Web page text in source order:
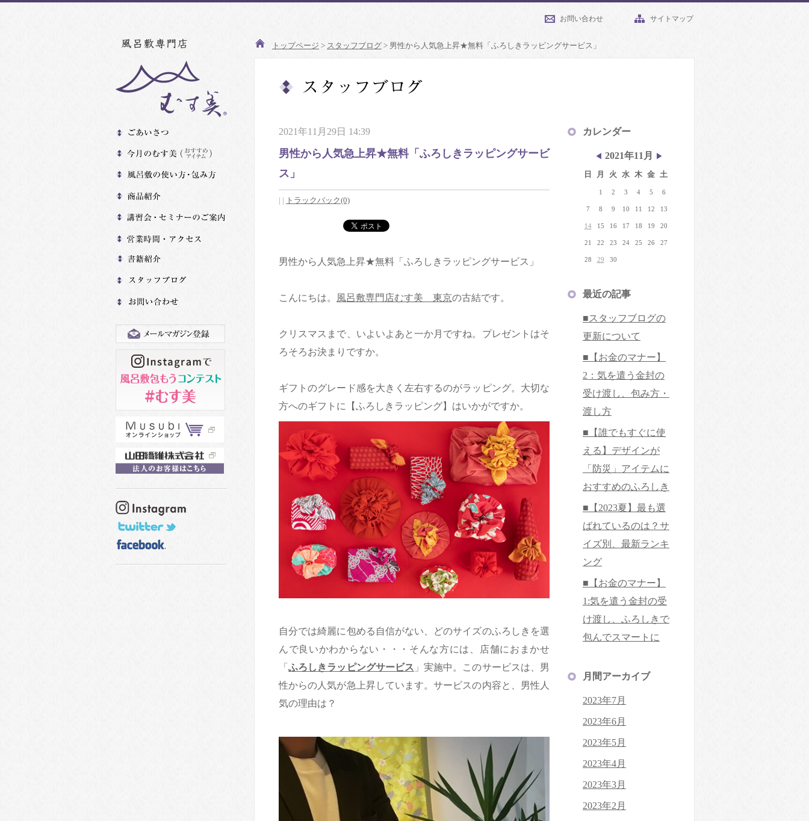
お問い合わせ サイトマップ
トップページ > スタッフブログ > 男性から人気急上昇★無料「ふろしきラッピングサービス」
2021年11月29日 14:39
男性から人気急上昇★無料「ふろしきラッピングサービ
ス」
| | トラックバック(0)
男性から人気急上昇★無料「ふろしきラッピングサービス」
こんにちは。 風呂敷専門店むす美 東京の古結です。
クリスマスまで、いよいよあと一か月ですね。プレゼントはそ
ろそろお決まりですか。
ギフトのグレード感を大きく左右するのがラッピング。大切な
方へのギフトに【ふろしきラッピング】はいかがですか。
自分では綺麗に包める自信がない、どのサイズのふろしきを選
んで良いかわからない・・・そんな方には、店舗におまかせ
「ふろしきラッピングサービス 」実施中。このサービスは、男
性からの人気が急上昇しています。サービスの内容と、男性人
気の理由は？
カレンダー
◀ 2021年11月
▶
日
月 火 水 木 金 土
1 2 3 4 5 6
7 8 9 10 11 12 13
14 15 16 17 18 19 20
21 22 23 24 25 26 27
28 29 30
最近の記事
■スタッフブログの
更新について
■【お金のマナー】
2：気を遣う金封の
受け渡し、包み方・
渡し方
■【誰でもすぐに使
える】デザインが
「防災」アイテムに
おすすめのふろしき
■【2023夏】最も選
ばれているのは？サ
イズ別、最新ランキ
ング
■【お金のマナー】
1:気を遣う金封の受
け渡し、ふろしきで
包んでスマートに
月間アーカイブ
2023年7月
2023年6月
2023年5月
2023年4月
2023年3月
2023年2月